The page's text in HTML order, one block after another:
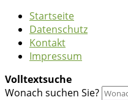
Startseite
Datenschutz
Kontakt
Impressum
Volltextsuche
Wonach suchen Sie?